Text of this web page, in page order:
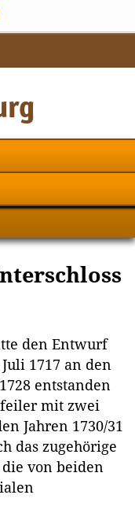
den Entwurf
1717 an den
entstanden
mit zwei
Jahren 1730/31
das zugehörige
von beiden